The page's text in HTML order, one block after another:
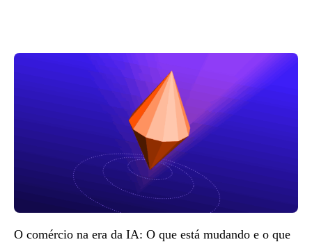
O comércio na era da IA: O que está mudando e o que